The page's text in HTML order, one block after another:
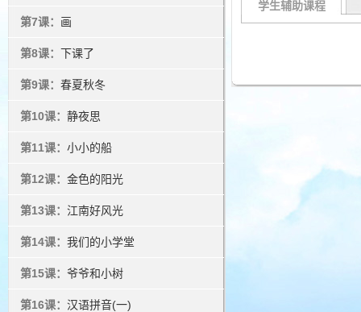
第7课： 画
第8课： 下课了
第9课： 春夏秋冬
第10课： 静夜思
第11课： 小小的船
第12课： 金色的阳光
第13课： 江南好风光
第14课： 我们的小学堂
第15课： 爷爷和小树
第16课： 汉语拼音(一)
学生辅助课程